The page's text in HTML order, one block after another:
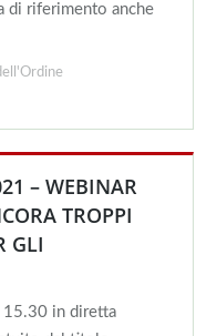
di riferimento anche
– WEBINAR
TROPPI
GLI
15.30 in diretta